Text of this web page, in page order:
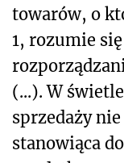
towarów, o
1, rozumie
(...). W
sprzedaży
stanowiąca